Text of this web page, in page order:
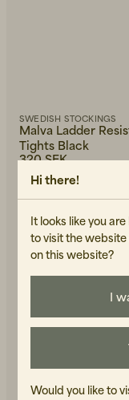
SWEDISH STOCKINGS
Malva Ladder
Tights Black
320 SEK
Hi there!
It looks like you
to visit the
on this website?
I
Would you like to